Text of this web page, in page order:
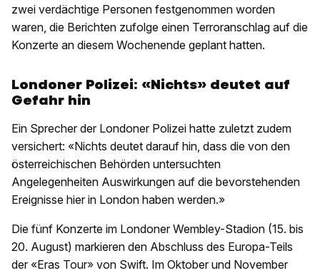
zwei verdächtige Personen festgenommen worden
waren, die Berichten zufolge einen Terroranschlag auf die
Konzerte an diesem Wochenende geplant hatten.
Londoner Polizei: «Nichts» deutet auf
Gefahr hin
Ein Sprecher der Londoner Polizei hatte zuletzt zudem
versichert: «Nichts deutet darauf hin, dass die von den
österreichischen Behörden untersuchten
Angelegenheiten Auswirkungen auf die bevorstehenden
Ereignisse hier in London haben werden.»
Die fünf Konzerte im Londoner Wembley-Stadion (15. bis
20. August) markieren den Abschluss des Europa-Teils
der «Eras Tour» von Swift. Im Oktober und November